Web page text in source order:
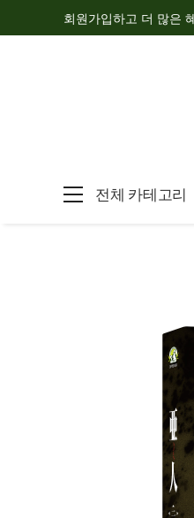
회원가입하고 더 많은
전체 카테고리